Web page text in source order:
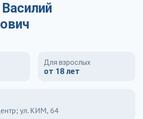
Для взрослых
от 18 лет
ул. КИМ, 64